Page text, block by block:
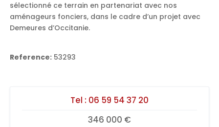
sélectionné ce terrain en partenariat avec nos
aménageurs fonciers, dans le cadre d’un projet avec
Demeures d’Occitanie.
Reference: 53293
Tel : 06 59 54 37 20
346 000 €